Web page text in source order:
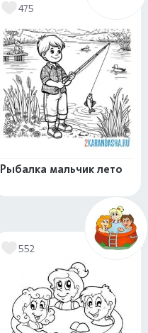
475
Рыбалка мальчик лето
552